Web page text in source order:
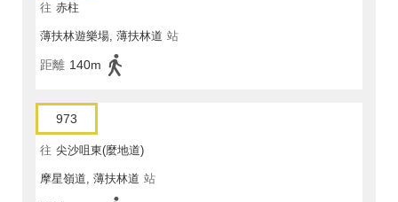
往 赤柱
薄扶林遊樂場, 薄扶林道 站
距離 140m
973
往 尖沙咀東(麼地道)
摩星嶺道, 薄扶林道 站